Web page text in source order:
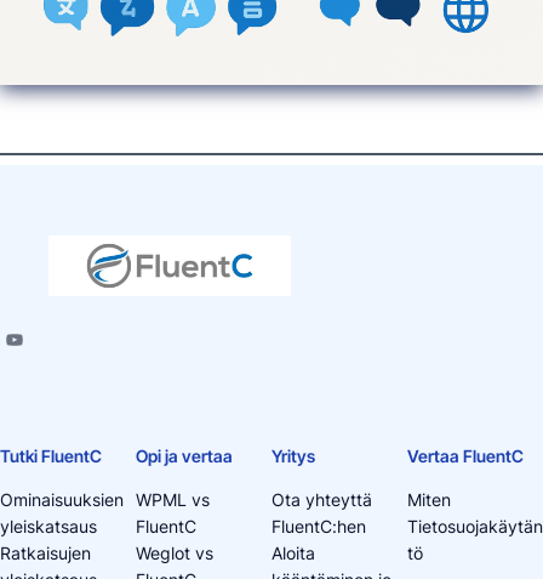
Tutki FluentC
Ominaisuuksien
yleiskatsaus
Ratkaisujen
Opi ja vertaa
WPML vs
FluentC
Weglot vs
Yritys
Ota yhteyttä
FluentC:hen
Aloita
Vertaa FluentC
Miten
Tietosuojakäytän
tö